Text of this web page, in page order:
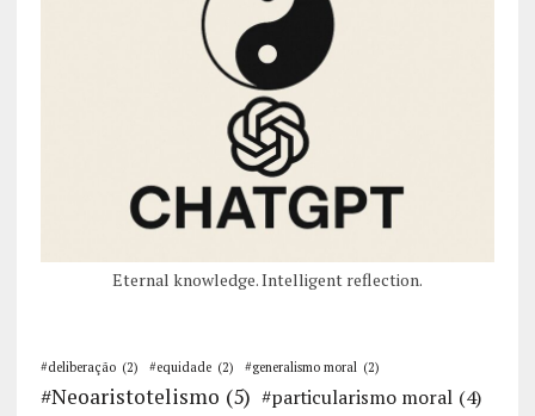
Eternal knowledge. Intelligent reflection.
#deliberação (2) #equidade (2) #generalismo moral (2)
#Neoaristotelismo (5) #particularismo moral (4)